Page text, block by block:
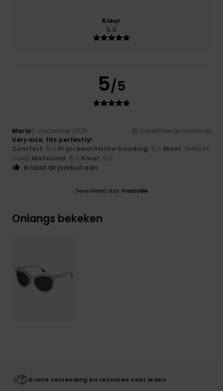
Kleur
5.0
5/5
Maria11. december 2025
Geverifieerde aankoop
Very nice, fits perfectly!
Comfort: 5/5 Prijs-kwaliteitverhouding: 5/5 Maat: Perfecte
maat Materiaal: 5/5 Kleur: 5/5
Ik raad dit product aan
Geverifieerd door TrustVille
Onlangs bekeken
Gratis verzending en retouren voor leden